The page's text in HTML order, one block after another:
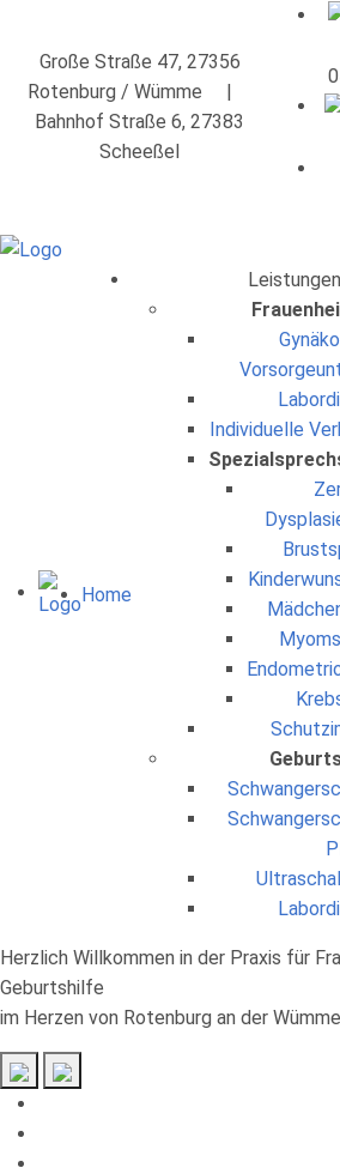
Große Straße 47, 27356
Rotenburg / Wümme |
Bahnhof Straße 6, 27383
Scheeßel
Home
Leistungen
Individuelle
Herzlich Willkommen in der Praxis für
Geburtshilfe
im Herzen von Rotenburg an der